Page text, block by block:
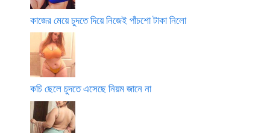
কাজের মেয়ে চুদতে দিয়ে নিজেই পাঁচশো টাকা নিলো
কচি ছেলে চুদতে এসেছে নিয়ম জানে না